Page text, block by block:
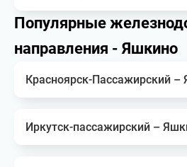
Популярные
направления - Яшкино
Красноярск-Пассажирский –
Иркутск-пассажирский –